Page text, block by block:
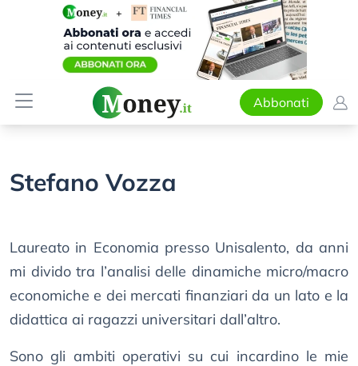
Abbonati
Stefano Vozza
Laureato in Economia presso Unisalento, da anni
mi divido tra l’analisi delle dinamiche micro/macro
economiche e dei mercati finanziari da un lato e la
didattica ai ragazzi universitari dall’altro.
Sono gli ambiti operativi su cui incardino le mie